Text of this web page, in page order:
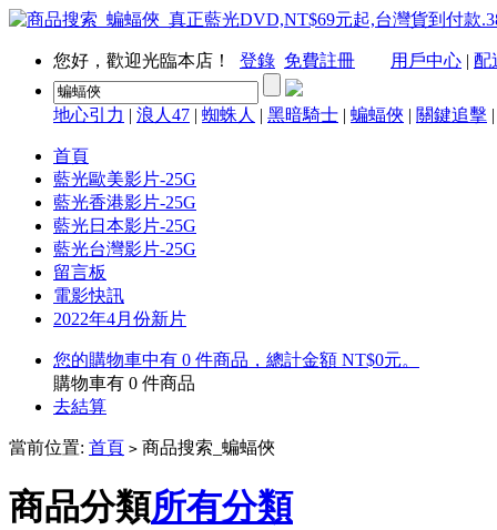
您好，歡迎光臨本店！ 登錄 免費註冊 用戶中心 | 配
地心引力 | 浪人47 | 蜘蛛人 | 黑暗騎士 | 蝙蝠俠 | 關鍵追擊
首頁
藍光歐美影片-25G
藍光香港影片-25G
藍光日本影片-25G
藍光台灣影片-25G
留言板
電影快訊
2022年4月份新片
您的購物車中有 0 件商品，總計金額 NT$0元。
購物車有 0 件商品
去結算
當前位置: 首頁 > 商品搜索_蝙蝠俠
商品分類所有分類